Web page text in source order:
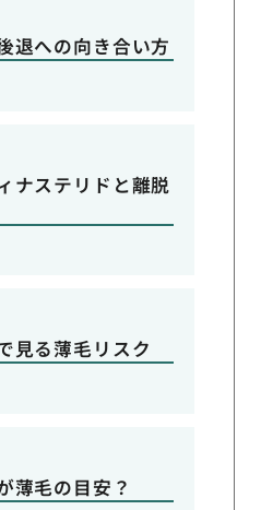
退への向き合い方
ナステリドと離脱
見る薄毛リスク
薄毛の目安？